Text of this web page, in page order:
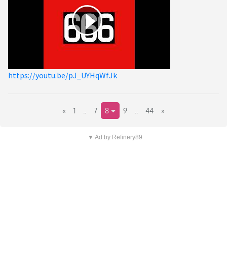
https://youtu.be/pJ_UYHqWfJk
« 1 7 8 9 44 »
▼ Ad by Refinery89